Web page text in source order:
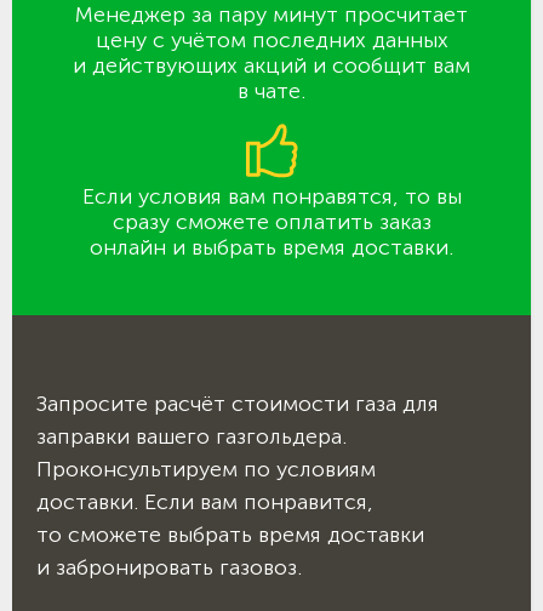
Менеджер за пару минут просчитает
цену с учётом последних данных
и действующих акций и сообщит вам
в чате.
Если условия вам понравятся, то вы
сразу сможете оплатить заказ
онлайн и выбрать время доставки.
Запросите расчёт стоимости газа для
заправки вашего газгольдера.
Проконсультируем по условиям
доставки. Если вам понравится,
то сможете выбрать время доставки
и забронировать газовоз.